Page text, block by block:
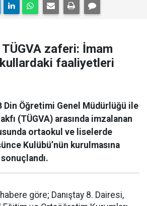
TÜGVA zaferi: İmam
faaliyetleri
Din Öğretimi Genel Müdürlüğü ile
(TÜGVA) arasında imzalanan
ortaokul ve liselerde
Kulübü’nün kurulmasına
göre; Danıştay 8. Dairesi,